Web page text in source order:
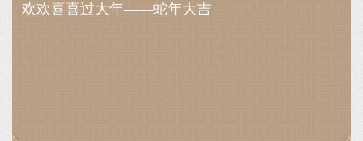
欢欢喜喜过大年——蛇年大吉